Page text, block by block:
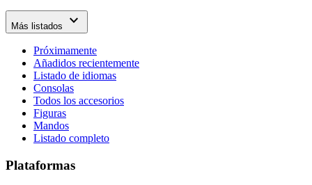
Más listados expand_more
Próximamente
Añadidos recientemente
Listado de idiomas
Consolas
Todos los accesorios
Figuras
Mandos
Listado completo
Plataformas